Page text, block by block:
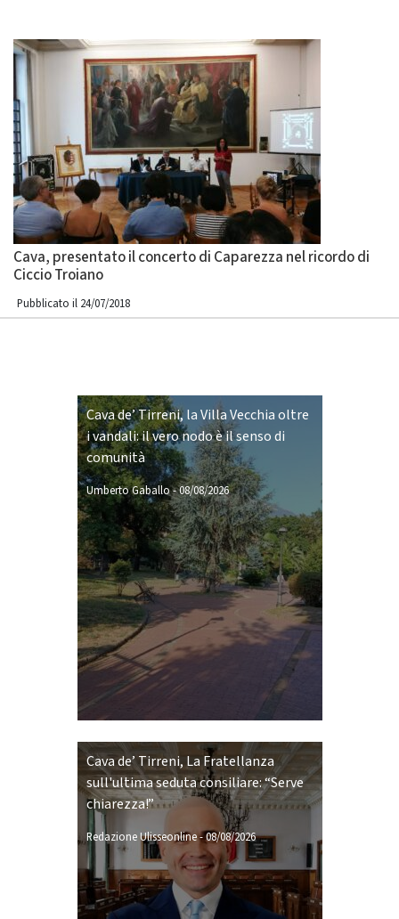
Cava, presentato il concerto di Caparezza nel ricordo di
Ciccio Troiano
Pubblicato il 24/07/2018
Cava de’ Tirreni, la Villa Vecchia oltre
i vandali: il vero nodo è il senso di
comunità
Umberto Gaballo-08/08/2026
Cava de’ Tirreni, La Fratellanza
sull'ultima seduta consiliare: “Serve
chiarezza!”
Redazione Ulisseonline-08/08/2026